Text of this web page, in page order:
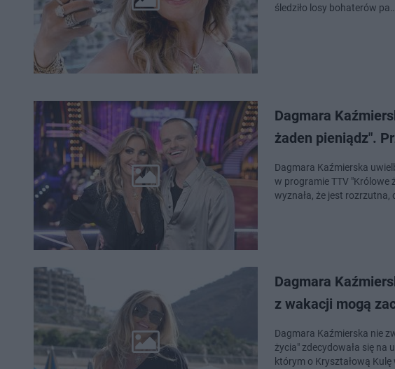
śledziło losy bohaterów pa…
Dagmara
żaden pieniądz".
Dagmara Kaźmierska
w programie TTV "Królowe
wyznała, że jest rozrzutna,
Dagmara
z wakacji mogą
Dagmara Kaźmierska nie
życia" zdecydowała się na
którym o Kryształową Kulę